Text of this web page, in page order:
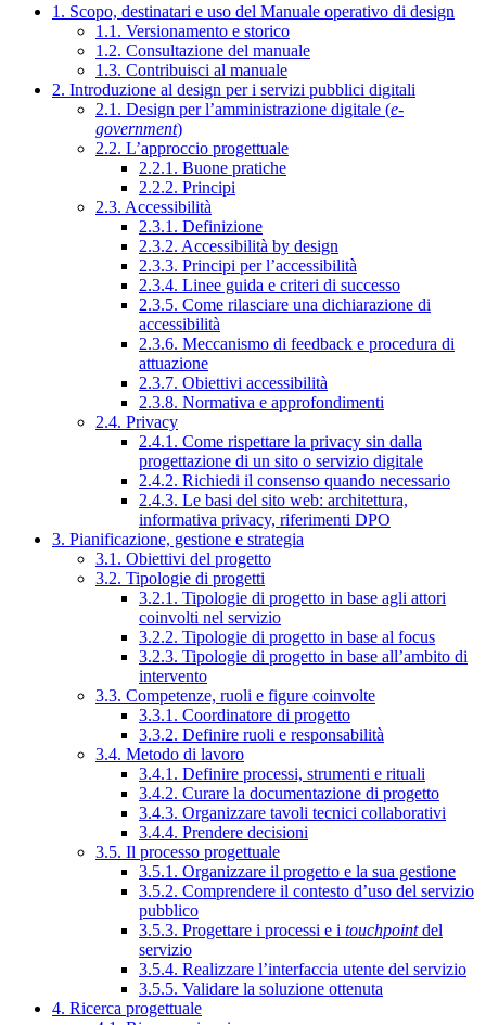
1. Scopo, destinatari e uso del Manuale operativo di design
1.1. Versionamento e storico
1.2. Consultazione del manuale
1.3. Contribuisci al manuale
2. Introduzione al design per i servizi pubblici digitali
2.1. Design per l’amministrazione digitale (e-
government)
2.2. L’approccio progettuale
2.2.1. Buone pratiche
2.2.2. Principi
2.3. Accessibilità
2.3.1. Definizione
2.3.2. Accessibilità by design
2.3.3. Principi per l’accessibilità
2.3.4. Linee guida e criteri di successo
2.3.5. Come rilasciare una dichiarazione di
accessibilità
2.3.6. Meccanismo di feedback e procedura di
attuazione
2.3.7. Obiettivi accessibilità
2.3.8. Normativa e approfondimenti
2.4. Privacy
2.4.1. Come rispettare la privacy sin dalla
progettazione di un sito o servizio digitale
2.4.2. Richiedi il consenso quando necessario
2.4.3. Le basi del sito web: architettura,
informativa privacy, riferimenti DPO
3. Pianificazione, gestione e strategia
3.1. Obiettivi del progetto
3.2. Tipologie di progetti
3.2.1. Tipologie di progetto in base agli attori
coinvolti nel servizio
3.2.2. Tipologie di progetto in base al focus
3.2.3. Tipologie di progetto in base all’ambito di
intervento
3.3. Competenze, ruoli e figure coinvolte
3.3.1. Coordinatore di progetto
3.3.2. Definire ruoli e responsabilità
3.4. Metodo di lavoro
3.4.1. Definire processi, strumenti e rituali
3.4.2. Curare la documentazione di progetto
3.4.3. Organizzare tavoli tecnici collaborativi
3.4.4. Prendere decisioni
3.5. Il processo progettuale
3.5.1. Organizzare il progetto e la sua gestione
3.5.2. Comprendere il contesto d’uso del servizio
pubblico
3.5.3. Progettare i processi e i touchpointdel
servizio
3.5.4. Realizzare l’interfaccia utente del servizio
3.5.5. Validare la soluzione ottenuta
4. Ricerca progettuale